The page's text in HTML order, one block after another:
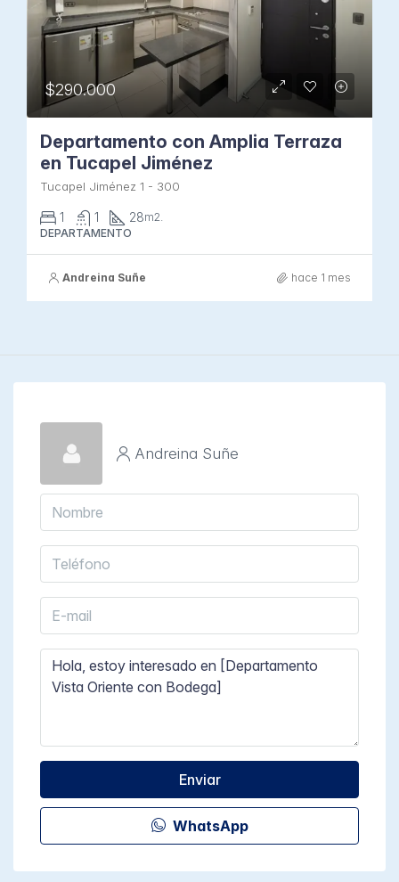
$290.000
Departamento con Amplia Terraza
en Tucapel Jiménez
Tucapel Jiménez 1 - 300
1 1 28m2.
DEPARTAMENTO
Andreina Suñe hace 1 mes
Andreina Suñe
Enviar
WhatsApp